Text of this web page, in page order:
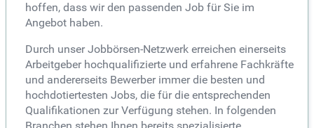
hoffen, dass wir den passenden Job für Sie im
Angebot haben.
Durch unser Jobbörsen-Netzwerk erreichen einerseits
Arbeitgeber hochqualifizierte und erfahrene Fachkräfte
und andererseits Bewerber immer die besten und
hochdotiertesten Jobs, die für die entsprechenden
Qualifikationen zur Verfügung stehen. In folgenden